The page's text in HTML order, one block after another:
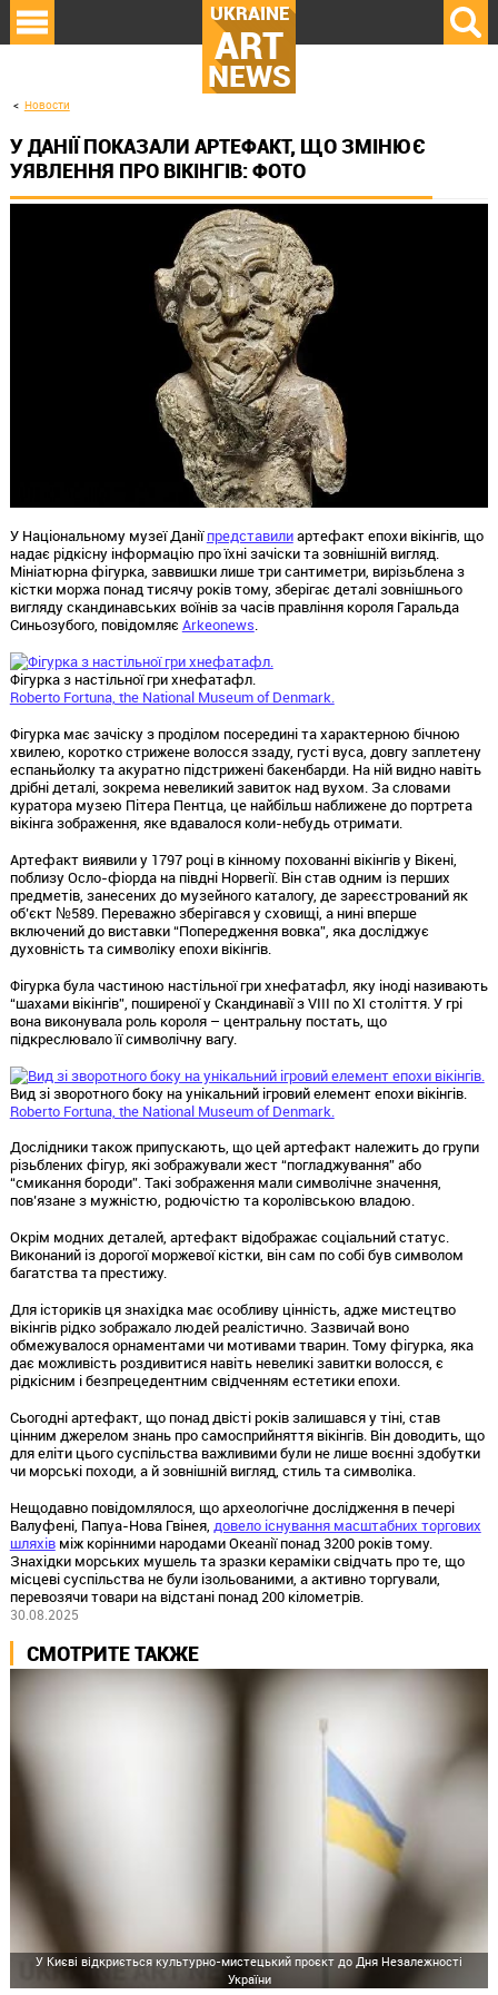
UKRAINE
ART
NEWS
Новости
У ДАНІЇ ПОКАЗАЛИ АРТЕФАКТ, ЩО ЗМІНЮЄ
УЯВЛЕННЯ ПРО ВІКІНГІВ: ФОТО
У Національному музеї Даніїпредставилиартефакт епохи вікінгів, що
надає рідкісну інформацію про їхні зачіски та зовнішній вигляд.
Мініатюрна фігурка, заввишки лише три сантиметри, вирізьблена з
кістки моржа понад тисячу років тому, зберігає деталі зовнішнього
вигляду скандинавських воїнів за часів правління короля Гаральда
Синьозубого, повідомляє Arkeonews.
Фігурка з настільної гри хнефатафл.
Roberto Fortuna, the National Museum of Denmark.
Фігурка має зачіску з проділом посередині та характерною бічною
хвилею, коротко стрижене волосся ззаду, густі вуса, довгу заплетену
еспаньйолку та акуратно підстрижені бакенбарди. На ній видно навіть
дрібні деталі, зокрема невеликий завиток над вухом. За словами
куратора музею Пітера Пентца, це найбільш наближене до портрета
вікінга зображення, яке вдавалося коли-небудь отримати.
Артефакт виявили у 1797 році в кінному похованні вікінгів у Вікені,
поблизу Осло-фіорда на півдні Норвегії. Він став одним із перших
предметів, занесених до музейного каталогу, де зареєстрований як
об’єкт №589. Переважно зберігався у сховищі, а нині вперше
включений до виставки “Попередження вовка”, яка досліджує
духовність та символіку епохи вікінгів.
Фігурка була частиною настільної гри хнефатафл, яку іноді називають
“шахами вікінгів”, поширеної у Скандинавії з VIII по XI століття. У грі
вона виконувала роль короля – центральну постать, що
підкреслювало її символічну вагу.
Вид зі зворотного боку на унікальний ігровий елемент епохи вікінгів.
Roberto Fortuna, the National Museum of Denmark.
Дослідники також припускають, що цей артефакт належить до групи
різьблених фігур, які зображували жест “погладжування” або
“смикання бороди”. Такі зображення мали символічне значення,
пов’язане з мужністю, родючістю та королівською владою.
Окрім модних деталей, артефакт відображає соціальний статус.
Виконаний із дорогої моржевої кістки, він сам по собі був символом
багатства та престижу.
Для істориків ця знахідка має особливу цінність, адже мистецтво
вікінгів рідко зображало людей реалістично. Зазвичай воно
обмежувалося орнаментами чи мотивами тварин. Тому фігурка, яка
дає можливість роздивитися навіть невеликі завитки волосся, є
рідкісним і безпрецедентним свідченням естетики епохи.
Сьогодні артефакт, що понад двісті років залишався у тіні, став
цінним джерелом знань про самосприйняття вікінгів. Він доводить, що
для еліти цього суспільства важливими були не лише воєнні здобутки
чи морські походи, а й зовнішній вигляд, стиль та символіка.
Нещодавно повідомлялося, що археологічне дослідження в печері
Валуфені, Папуа-Нова Гвінея, довело існування масштабних торгових
шляхівміж корінними народами Океанії понад 3200 років тому.
Знахідки морських мушель та зразки кераміки свідчать про те, що
місцеві суспільства не були ізольованими, а активно торгували,
перевозячи товари на відстані понад 200 кілометрів.
30.08.2025
СМОТРИТЕ ТАКЖЕ
У Києві відкриється культурно-мистецький проєкт до Дня Незалежності
України